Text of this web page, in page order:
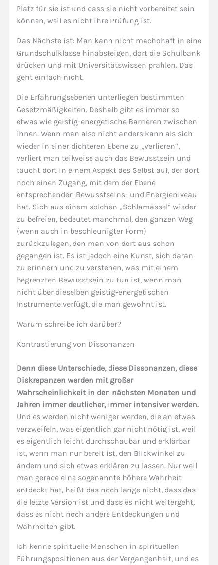
Platz für sie ist und dass sie nicht vorbereitet sein
können, weil es nicht ihre Prüfung ist.
Das Nächste ist: Man kann nicht machohaft in eine
Grundschulklasse hinabsteigen, dort die Schulbank
drücken und mit Universitätswissen prahlen. Das
geht einfach nicht.
Die Erfahrungsebenen unterliegen bestimmten
Gesetzmäßigkeiten. Deshalb gibt es immer so
etwas wie geistig-energetische Barrieren zwischen
ihnen. Wenn man also nicht anders kann als sich
wieder in einer dichteren Ebene zu „verlieren“,
verliert man teilweise auch das Bewusstsein und
taucht dort in einem Aspekt des Selbst auf, der dort
noch einen Zugang, mit dem der Ebene
entsprechenden Bewusstseins- und Energieniveau
hat. Sich aus einem solchen „Schlamassel“ wieder
zu befreien, bedeutet manchmal, den ganzen Weg
(wenn auch in beschleunigter Form)
zurückzulegen, den man von dort aus schon
gegangen ist. Es ist jedoch eine Kunst, sich daran
zu erinnern und zu verstehen, was mit einem
begrenzten Bewusstsein zu tun ist, wenn man
nicht über dieselben geistig-energetischen
Instrumente verfügt, die man gewohnt ist.
Warum schreibe ich darüber?
Kontrastierung von Dissonanzen
Denn diese Unterschiede, diese Dissonanzen, diese
Diskrepanzen werden mit großer
Wahrscheinlichkeit in den nächsten Monaten und
Jahren immer deutlicher, immer intensiver werden.
Und es werden nicht weniger werden, die an etwas
verzweifeln, was eigentlich gar nicht nötig ist, weil
es eigentlich leicht durchschaubar und erklärbar
ist, wenn man nur bereit ist, den Blickwinkel zu
ändern und sich etwas erklären zu lassen. Nur weil
man gerade eine sogenannte höhere Wahrheit
entdeckt hat, heißt das noch lange nicht, dass das
die letzte Version ist und dass es nicht weitergeht,
dass es nicht noch andere Entdeckungen und
Wahrheiten gibt.
Ich kenne spirituelle Menschen in spirituellen
Führungspositionen aus der Vergangenheit, und es